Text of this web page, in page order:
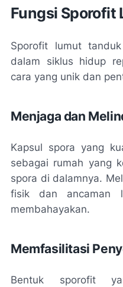
Fungsi Sporofit
Sporofit lumut
dalam siklus hidup
cara yang unik dan
Menjaga dan
Kapsul spora yang
sebagai rumah yang
spora di dalamnya.
fisik dan ancaman
membahayakan.
Memfasilitasi
Bentuk sporofit